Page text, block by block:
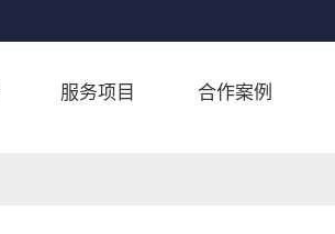
服务项目 合作案例